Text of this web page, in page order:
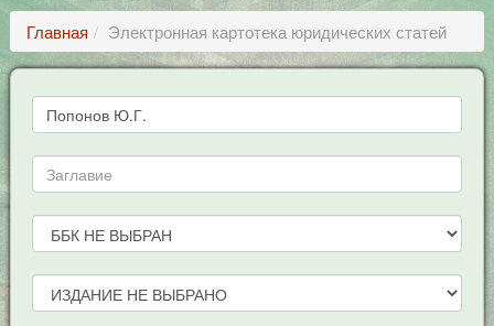
Главная Электронная картотека юридических статей